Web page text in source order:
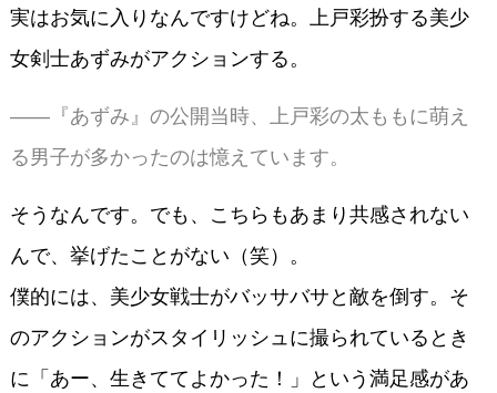
実はお気に入りなんですけどね。上戸彩扮する美少
女剣士あずみがアクションする。
――『あずみ』の公開当時、上戸彩の太ももに萌え
る男子が多かったのは憶えています。
そうなんです。でも、こちらもあまり共感されない
んで、挙げたことがない（笑）。
僕的には、美少女戦士がバッサバサと敵を倒す。そ
のアクションがスタイリッシュに撮られているとき
に「あー、生きててよかった！」という満足感があ